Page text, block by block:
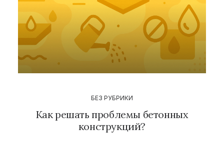
БЕЗ РУБРИКИ
Как решать проблемы бетонных
конструкций?